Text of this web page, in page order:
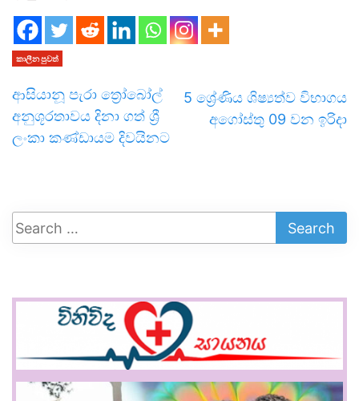
කාලීන පුවත්
ආසියානූ පැරා ත්‍රෝබෝල්
අනුශූරතාවය දිනා ගත් ශ්‍රී
ලංකා කණ්ඩායම දිවයිනට
5 ශ්‍රේණිය ශිෂ්‍යත්ව විභාගය
අගෝස්තු 09 වන ඉරිදා